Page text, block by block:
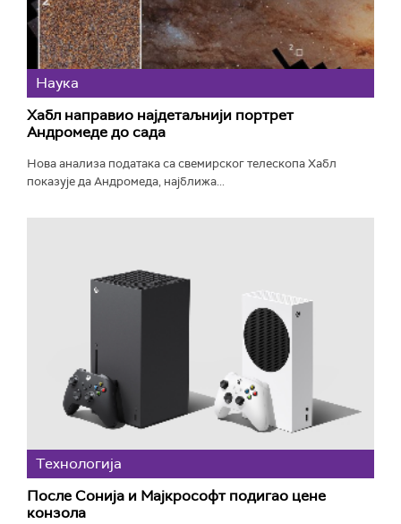
Наука
Хабл направио најдетаљнији портрет
Андромеде до сада
Нова анализа података са свемирског телескопа Хабл
показује да Андромеда, најближа...
Технологијa
После Сонија и Мајкрософт подигао цене
конзола